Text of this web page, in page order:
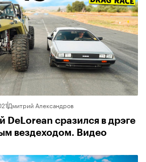
Дмитрий Александров
сразился в дрэге
вездеходом. Видео